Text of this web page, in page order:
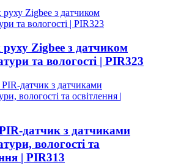
Zigbee з датчиком
та вологості | PIR323
датчик з датчиками
вологості та
| PIR313